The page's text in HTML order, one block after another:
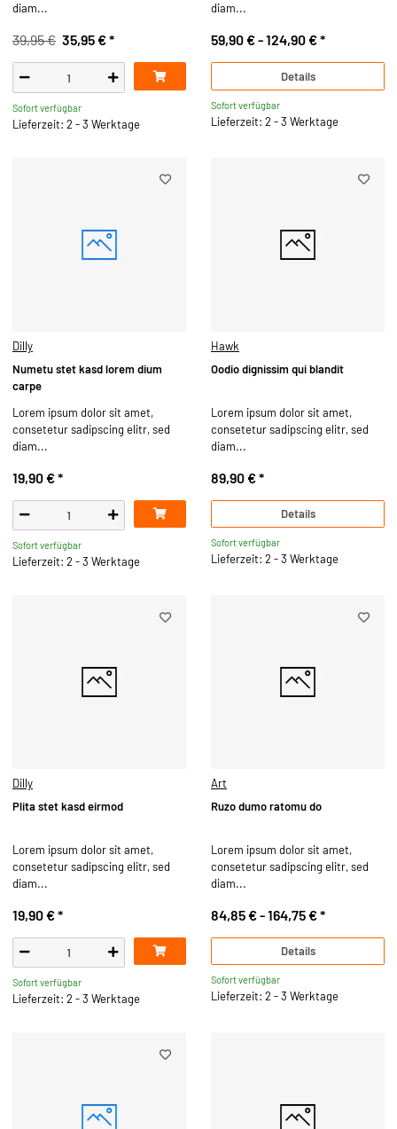
diam...
39,95 € 35,95 €*
Sofort verfügbar
Lieferzeit: 2 - 3 Werktage
diam...
59,90 € -124,90 €*
Details
Sofort verfügbar
Lieferzeit: 2 - 3 Werktage
Dilly
Numetu stet kasd lorem dium
carpe
Lorem ipsum dolor sit amet,
consetetur sadipscing elitr, sed
diam...
19,90 €*
Sofort verfügbar
Lieferzeit: 2 - 3 Werktage
Hawk
Oodio dignissim qui blandit
Lorem ipsum dolor sit amet,
consetetur sadipscing elitr, sed
diam...
89,90 €*
Details
Sofort verfügbar
Lieferzeit: 2 - 3 Werktage
Dilly
Plita stet kasd eirmod
Lorem ipsum dolor sit amet,
consetetur sadipscing elitr, sed
diam...
19,90 €*
Sofort verfügbar
Lieferzeit: 2 - 3 Werktage
Art
Ruzo dumo ratomu do
Lorem ipsum dolor sit amet,
consetetur sadipscing elitr, sed
diam...
84,85 € -164,75 €*
Details
Sofort verfügbar
Lieferzeit: 2 - 3 Werktage